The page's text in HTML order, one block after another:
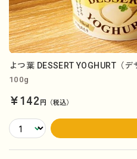
よつ葉 DESSERT
100g
¥142円（税込）